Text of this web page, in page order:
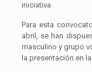
iniciativa.
Para esta
abril, se han
masculino y grupo
la presentación en